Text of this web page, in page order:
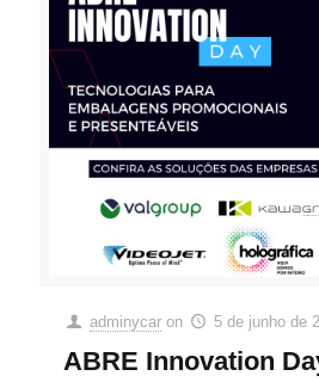
adminycar on 5 de junho de
ABRE Innovation